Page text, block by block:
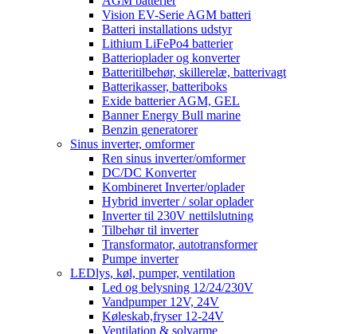
Vision EV-Serie AGM batteri
Batteri installations udstyr
Lithium LiFePo4 batterier
Batterioplader og konverter
Batteritilbehør, skillerelæ, batterivagt
Batterikasser, batteriboks
Exide batterier AGM, GEL
Banner Energy Bull marine
Benzin generatorer
Sinus inverter, omformer
Ren sinus inverter/omformer
DC/DC Konverter
Kombineret Inverter/oplader
Hybrid inverter / solar oplader
Inverter til 230V nettilslutning
Tilbehør til inverter
Transformator, autotransformer
Pumpe inverter
LEDlys, køl, pumper, ventilation
Led og belysning 12/24/230V
Vandpumper 12V, 24V
Køleskab,fryser 12-24V
Ventilation & solvarme